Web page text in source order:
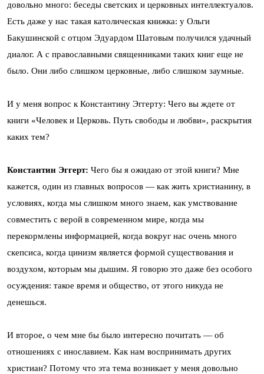
довольно много: беседы светских и церковных интеллектуалов.
Есть даже у нас такая католическая книжка: у Ольги
Бакушинской с отцом Эдуардом Шатовым получился удачный
диалог. А с православными священниками таких книг еще не
было. Они либо слишком церковные, либо слишком заумные.
И у меня вопрос к Константину Эггерту: Чего вы ждете от
книги «Человек и Церковь. Путь свободы и любви», раскрытия
каких тем?
Константин Эггерт: Чего бы я ожидаю от этой книги? Мне
кажется, один из главных вопросов — как жить христианину, в
условиях, когда мы слишком много знаем, как умствование
совместить с верой в современном мире, когда мы
перекормлены информацией, когда вокруг нас очень много
скепсиса, когда цинизм является формой существования и
воздухом, которым мы дышим. Я говорю это даже без особого
осуждения: такое время и общество, от этого никуда не
денешься.
И второе, о чем мне бы было интересно почитать — об
отношениях с инославием. Как нам воспринимать других
христиан? Потому что эта тема возникает у меня довольно